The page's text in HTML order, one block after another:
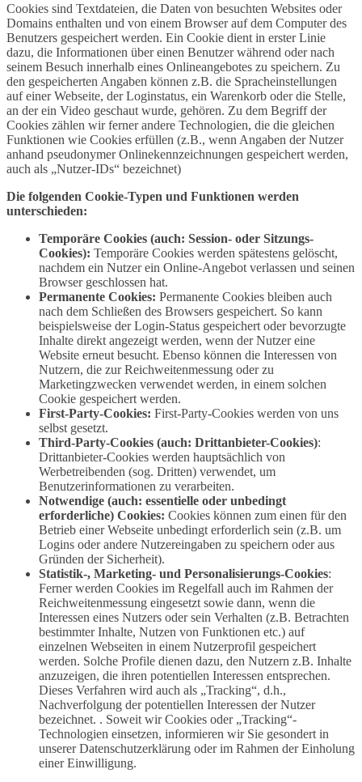
Cookies sind Textdateien, die Daten von besuchten Websites oder
Domains enthalten und von einem Browser auf dem Computer des
Benutzers gespeichert werden. Ein Cookie dient in erster Linie
dazu, die Informationen über einen Benutzer während oder nach
seinem Besuch innerhalb eines Onlineangebotes zu speichern. Zu
den gespeicherten Angaben können z.B. die Spracheinstellungen
auf einer Webseite, der Loginstatus, ein Warenkorb oder die Stelle,
an der ein Video geschaut wurde, gehören. Zu dem Begriff der
Cookies zählen wir ferner andere Technologien, die die gleichen
Funktionen wie Cookies erfüllen (z.B., wenn Angaben der Nutzer
anhand pseudonymer Onlinekennzeichnungen gespeichert werden,
auch als „Nutzer-IDs“ bezeichnet)
Die folgenden Cookie-Typen und Funktionen werden
unterschieden:
Temporäre Cookies (auch: Session- oder Sitzungs-
Cookies): Temporäre Cookies werden spätestens gelöscht,
nachdem ein Nutzer ein Online-Angebot verlassen und seinen
Browser geschlossen hat.
Permanente Cookies: Permanente Cookies bleiben auch
nach dem Schließen des Browsers gespeichert. So kann
beispielsweise der Login-Status gespeichert oder bevorzugte
Inhalte direkt angezeigt werden, wenn der Nutzer eine
Website erneut besucht. Ebenso können die Interessen von
Nutzern, die zur Reichweitenmessung oder zu
Marketingzwecken verwendet werden, in einem solchen
Cookie gespeichert werden.
First-Party-Cookies: First-Party-Cookies werden von uns
selbst gesetzt.
Third-Party-Cookies (auch: Drittanbieter-Cookies):
Drittanbieter-Cookies werden hauptsächlich von
Werbetreibenden (sog. Dritten) verwendet, um
Benutzerinformationen zu verarbeiten.
Notwendige (auch: essentielle oder unbedingt
erforderliche) Cookies: Cookies können zum einen für den
Betrieb einer Webseite unbedingt erforderlich sein (z.B. um
Logins oder andere Nutzereingaben zu speichern oder aus
Gründen der Sicherheit).
Statistik-, Marketing- und Personalisierungs-Cookies:
Ferner werden Cookies im Regelfall auch im Rahmen der
Reichweitenmessung eingesetzt sowie dann, wenn die
Interessen eines Nutzers oder sein Verhalten (z.B. Betrachten
bestimmter Inhalte, Nutzen von Funktionen etc.) auf
einzelnen Webseiten in einem Nutzerprofil gespeichert
werden. Solche Profile dienen dazu, den Nutzern z.B. Inhalte
anzuzeigen, die ihren potentiellen Interessen entsprechen.
Dieses Verfahren wird auch als „Tracking“, d.h.,
Nachverfolgung der potentiellen Interessen der Nutzer
bezeichnet. . Soweit wir Cookies oder „Tracking“-
Technologien einsetzen, informieren wir Sie gesondert in
unserer Datenschutzerklärung oder im Rahmen der Einholung
einer Einwilligung.